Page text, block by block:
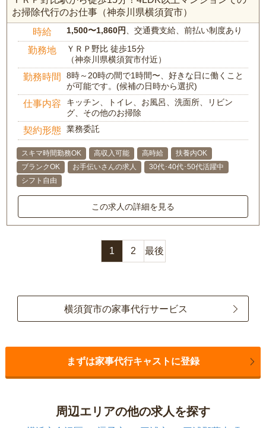
お掃除代行のお仕事（神奈川県横須賀市）
時給 1,500〜1,860円、交通費支給、前払い制度あり
勤務地
ＹＲＰ野比 徒歩15分
（神奈川県横須賀市付近）
勤務時間
8時～20時の間で1時間〜、好きな日に働くこと
が可能です。(候補の日時から選択)
仕事内容
キッチン、トイレ、お風呂、洗面所、リビン
グ、その他のお掃除
契約形態 業務委託
スキマ時間勤務OK 高収入可能 高時給
扶養内OK
ブランクOK
お手伝いさんの求人
30代･40代･50代活躍中
シフト自由
この求人の詳細を見る
1 2 最後
横須賀市の家事代行サービス
まずは家事代行キャストに登録
周辺エリアの他の求人を探す